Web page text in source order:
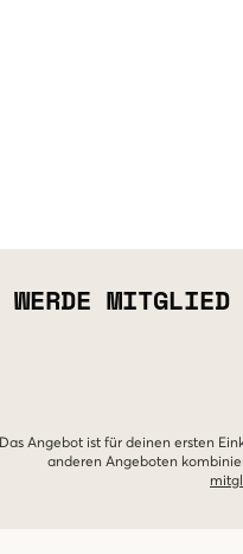
WERDE
Das Angebot ist für deinen ersten
anderen Angeboten